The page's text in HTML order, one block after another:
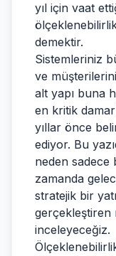
yıl için vaat
demektir.
Sistemleriniz
ve
alt yapı buna
en kritik
yıllar önce
ediyor. Bu
neden sadece
zamanda
stratejik bir
gerçekleştiren
inceleyeceğiz.